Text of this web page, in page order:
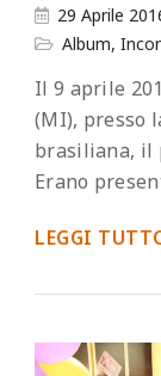
29 Aprile
Album,
Il 9 aprile
(MI), presso
brasiliana, il
Erano
LEGGI